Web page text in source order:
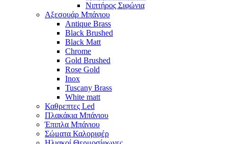
Νιπτήρος Σιφώνια
Αξεσουάρ Μπάνιου
Antique Brass
Black Brushed
Black Matt
Chrome
Gold Brushed
Rose Gold
Inox
Tuscany Brass
White matt
Καθρεπτες Led
Πλακάκια Μπάνιου
Έπιπλα Μπάνιου
Σώματα Καλοριφέρ